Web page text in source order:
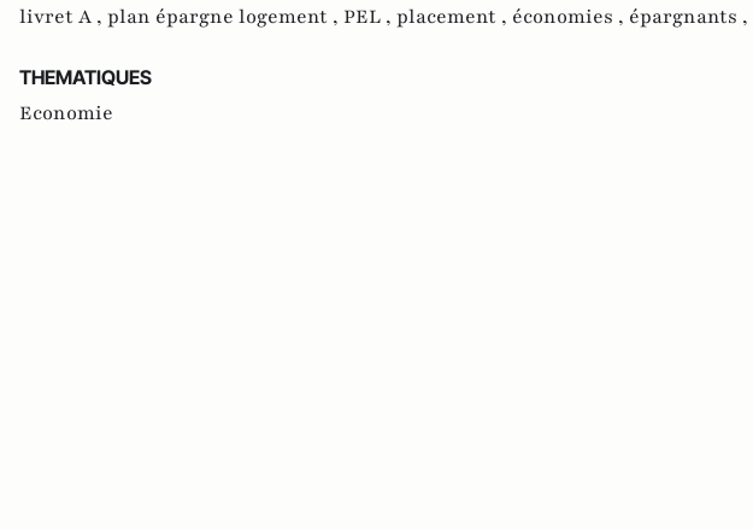
livret A , plan épargne logement , PEL , placement , économies , épargnants ,
THEMATIQUES
Economie